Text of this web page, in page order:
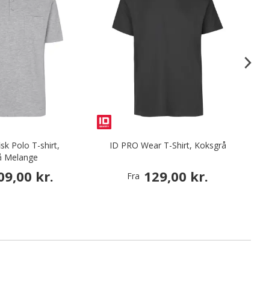
Polo T-shirt,
Melange
kr.
ID PRO Wear T-Shirt, Koksgrå
Fra 129,00 kr.